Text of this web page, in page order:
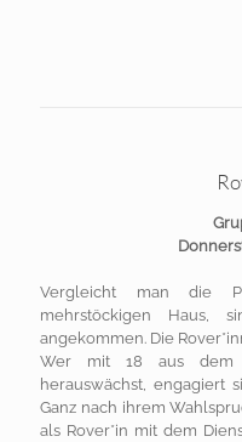
Vergleicht man die
mehrstöckigen Haus,
angekommen. Die
Wer mit 18 aus dem
herauswächst, engagiert
Ganz nach ihrem
als Rover*in mit dem